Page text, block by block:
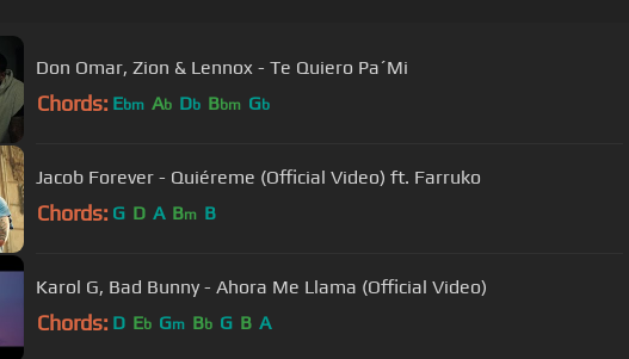
Don Omar, Zion & Lennox - Te Quiero Pa´Mi
Chords: Ebm Ab Db Bbm Gb
Jacob Forever - Quiéreme (Official Video) ft. Farruko
Chords: G D A Bm B
Karol G, Bad Bunny - Ahora Me Llama (Official Video)
Chords: D Eb Gm Bb G B A